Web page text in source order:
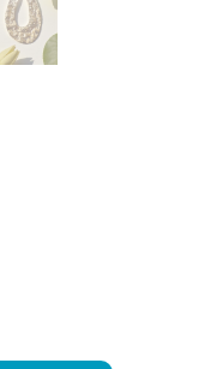
R$288,00